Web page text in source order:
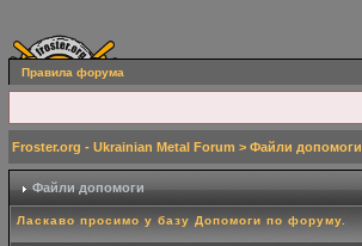
Правила форума
Froster.org - Ukrainian Metal Forum > Файли допомоги
Файли допомоги
Ласкаво просимо у базу Допомоги по форуму.